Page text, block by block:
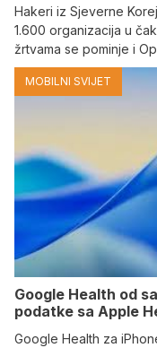
Hakeri iz Sjeverne
1.600 organizacija u
žrtvama se pominje i
MOBILNI SVIJET
Google Health od
podatke sa Apple
Google Health za